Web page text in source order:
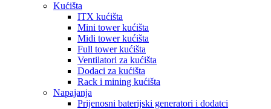
Kućišta
ITX kućišta
Mini tower kućišta
Midi tower kućišta
Full tower kućišta
Ventilatori za kućišta
Dodaci za kućišta
Rack i mining kućišta
Napajanja
Prijenosni baterijski generatori i dodatci